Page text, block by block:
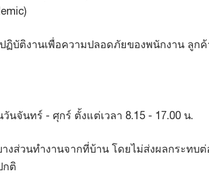
ฏิบัติงานเพื่อความปลอดภัยของพนักงาน ลู
นจันทร์ - ศุกร์ ตั้งแต่เวลา 8.15 - 17.00 น.
งส่วนทำงานจากที่บ้าน โดยไม่ส่งผลกระท
กติ